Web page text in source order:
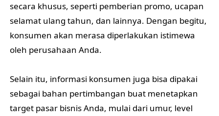
secara khusus, seperti pemberian promo, ucapan
selamat ulang tahun, dan lainnya. Dengan begitu,
konsumen akan merasa diperlakukan istimewa
oleh perusahaan Anda.
Selain itu, informasi konsumen juga bisa dipakai
sebagai bahan pertimbangan buat menetapkan
target pasar bisnis Anda, mulai dari umur, level